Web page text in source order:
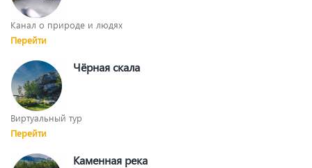
Канал о природе и людях
Перейти
Чёрная скала
Виртуальный тур
Перейти
Каменная река